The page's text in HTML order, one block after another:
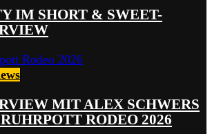
IM SHORT & SWEET-
MIT ALEX SCHWERS
RODEO 2026